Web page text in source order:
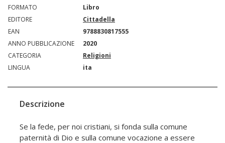
FORMATO
Libro
EDITORE
Cittadella
EAN
9788830817555
ANNO PUBBLICAZIONE
2020
CATEGORIA
Religioni
LINGUA
ita
Descrizione
Se la fede, per noi cristiani, si fonda sulla comune
paternità di Dio e sulla comune vocazione a essere